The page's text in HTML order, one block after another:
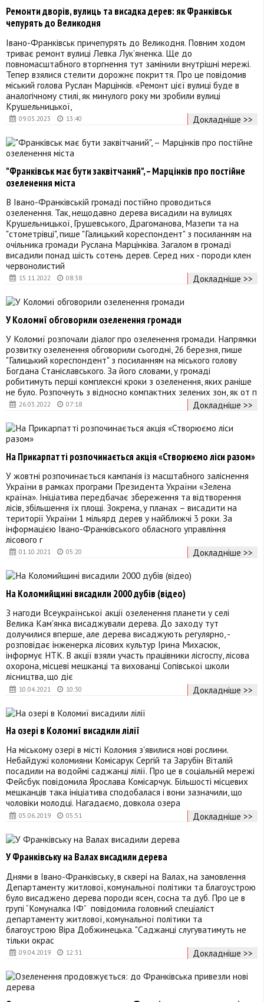
09.03.2023 13:40
Ремонти дворів, вулиць та висадка дерев: як Франківськ
чепурять до Великодня
Івано-Франківськ причепурять до Великодня. Повним ходом
триває ремонт вулиці Левка Лук’яненка. Ще до
повномасштабного вторгнення тут замінили внутрішні мережі.
Тепер взялися стелити дорожнє покриття. Про це повідомив
міський голова Руслан Марцінків. «Ремонт цієї вулиці буде в
аналогічному стилі, як минулого року ми зробили вулиці
Крушельницької,
Докладніше >>
15.11.2022 08:38
"Франківськ має бути заквітчаний", – Марцінків про постійне
озеленення міста
В Івано-Франківській громаді постійно проводиться
озеленення. Так, нещодавно дерева висадили на вулицях
Крушельницької, Грушевського, Драгоманова, Мазепи та на
"стометрівці", пише "Галицький кореспондент" з посиланням на
очільника громади Руслана Марцінківа. Загалом в громаді
висадили понад шість сотень дерев. Серед них - породи клен
червонолистий
Докладніше >>
26.03.2022 07:18
У Коломиї обговорили озеленення громади
У Коломиї розпочали діалог про озеленення громади. Напрямки
розвитку озеленення обговорили сьогодні, 26 березня, пише
"Галицький кореспондент" з посиланням на міського голову
Богдана Станіславського. За його словами, у громаді
робитимуть перші комплексні кроки з озеленення, яких раніше
не було. Розпочнуть з відносно компактних зелених зон, як от п
Докладніше >>
01.10.2021 05:20
На Прикарпатті розпочинається акція «Створюємо ліси разом»
У жовтні розпочинається кампанія із масштабного заліснення
України в рамках програми Президента України «Зелена
країна». Ініціатива передбачає збереження та відтворення
лісів, збільшення їх площі. Зокрема, у планах – висадити на
території України 1 мільярд дерев у найближчі 3 роки. За
інформацією Івано-Франківського обласного управління
лісового г
Докладніше >>
10.04.2021 10:30
На Коломийщині висадили 2000 дубів (відео)
З нагоди Всеукраїнської акції озеленення планети у селі
Велика Кам'янка висаджували дерева. До заходу тут
долучилися вперше, але дерева висаджують регулярно, -
розповідає інженерка лісових культур Ірина Михасюк,
інформує НТК. В акції взяли участь працівники лісгоспу, лісова
охорона, місцеві мешканці та вихованці Сопівської школи
лісництва, що діє
Докладніше >>
05.06.2019 05:51
На озері в Коломиї висадили лілії
На міському озері в місті Коломия з'явилися нові рослини.
Небайдужі коломияни Комісарук Сергій та Зарубін Віталій
посадили на водоймі саджанці лілії. Про це в соціальній мережі
Фейсбук повідомила Ярослава Комісарчук. Більшості місцевих
мешканців така ініціатива сподобалася і вони зазначили, що
чоловіки молодці. Нагадаємо, довкола озера
Докладніше >>
09.04.2019 12:31
У Франківську на Валах висадили дерева
Днями в Івано-Франківську, в сквері на Валах, на замовлення
Департаменту житлової, комунальної політики та благоустрою
було висаджено дерева породи ясен, сосна та дуб. Про це в
групі “Комуналка ІФ” повідомила головний спеціаліст
департаменту житлової, комунальної політики та
благоустрою Віра Добжинецька. "Саджанці слугуватимуть не
тільки окрас
Докладніше >>